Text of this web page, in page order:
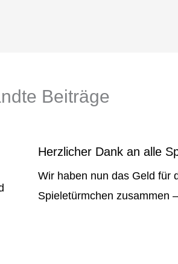
Beiträge
Herzlicher Dank an alle
Wir haben nun das Geld für
Spieletürmchen zusammen